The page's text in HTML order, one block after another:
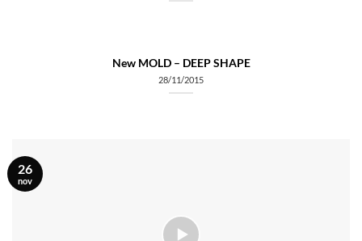
New MOLD – DEEP SHAPE
28/11/2015
26
nov